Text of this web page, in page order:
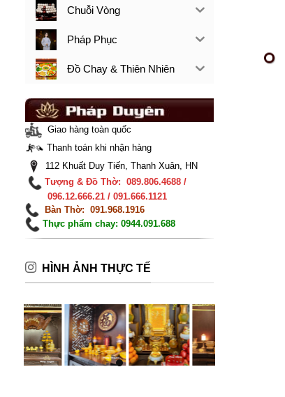
Chuỗi Vòng
Pháp Phục
Đồ Chay & Thiên Nhiên
Giao hàng toàn quốc
Thanh toán khi nhận hàng
112 Khuất Duy Tiến, Thanh Xuân, HN
Tượng & Đồ Thờ: 089.806.4688 /
096.12.666.21 / 091.666.1121
Bàn Thờ: 091.968.1916
Thực phẩm chay: 0944.091.688
HÌNH ẢNH THỰC TẾ